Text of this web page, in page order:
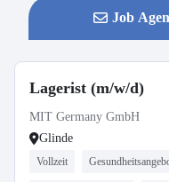
Job
Lagerist (m/w/d)
MIT Germany GmbH
Glinde
Vollzeit